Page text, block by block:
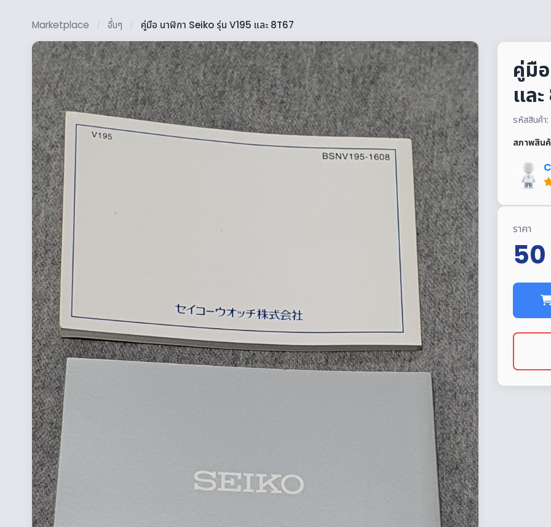
Marketplace / อื่นๆ / คู่มือ นาฬิกา Seiko รุ่น V195 และ 8T67
คู่มื
แล
รหัสสินค้า
สภาพสิน
ราคา
50